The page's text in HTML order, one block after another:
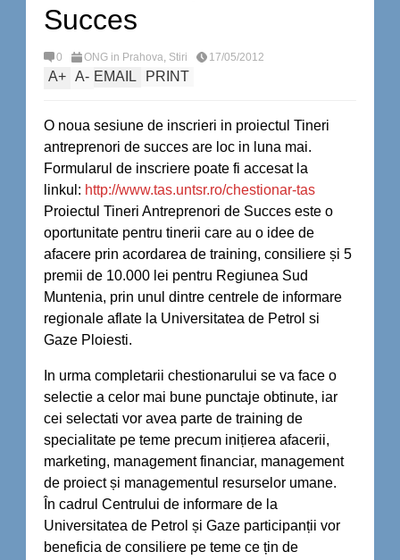
Succes
0 ONG in Prahova, Stiri 17/05/2012
A+ A- EMAIL PRINT
O noua sesiune de inscrieri in proiectul Tineri
antreprenori de succes are loc in luna mai.
Formularul de inscriere poate fi accesat la
linkul: http://www.tas.untsr.ro/chestionar-tas
Proiectul Tineri Antreprenori de Succes este o
oportunitate pentru tinerii care au o idee de
afacere prin acordarea de training, consiliere și 5
premii de 10.000 lei pentru Regiunea Sud
Muntenia, prin unul dintre centrele de informare
regionale aflate la Universitatea de Petrol si
Gaze Ploiesti.
In urma completarii chestionarului se va face o
selectie a celor mai bune punctaje obtinute, iar
cei selectati vor avea parte de training de
specialitate pe teme precum inițierea afacerii,
marketing, management financiar, management
de proiect și managementul resurselor umane.
În cadrul Centrului de informare de la
Universitatea de Petrol și Gaze participanții vor
beneficia de consiliere pe teme ce țin de